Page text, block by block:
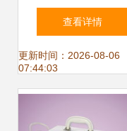
保健市场的蓝海机
遇探析
查看详情
更新时间：2026-08-06
07:44:03